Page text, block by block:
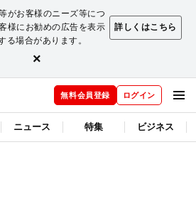
がお客様のニーズ等につ
様にお勧めの広告を表示
場合があります。
詳しくはこちら
×
無料会員登録 ログイン
ニュース 特集 ビジネス